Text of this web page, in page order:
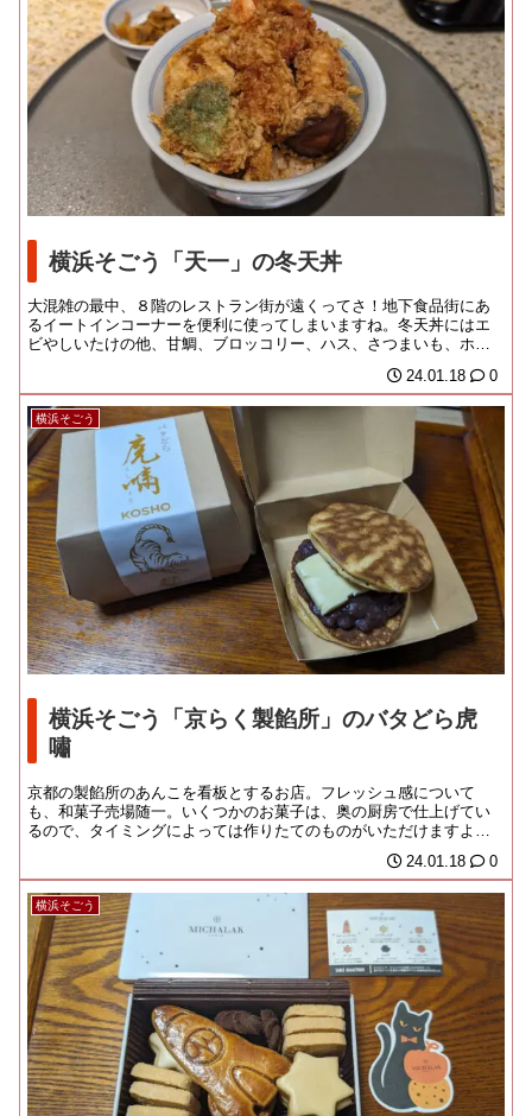
横浜そごう「天一」の冬天丼
大混雑の最中、８階のレストラン街が遠くってさ！地下食品街にあ
るイートインコーナーを便利に使ってしまいますね。冬天丼にはエ
ビやしいたけの他、甘鯛、ブロッコリー、ハス、さつまいも、ホタ
24.01.18 0
横浜そごう
横浜そごう「京らく製餡所」のバタどら虎
嘯
京都の製餡所のあんこを看板とするお店。フレッシュ感について
も、和菓子売場随一。いくつかのお菓子は、奥の厨房で仕上げてい
るので、タイミングによっては作りたてのものがいただけますよ。
24.01.18 0
横浜そごう